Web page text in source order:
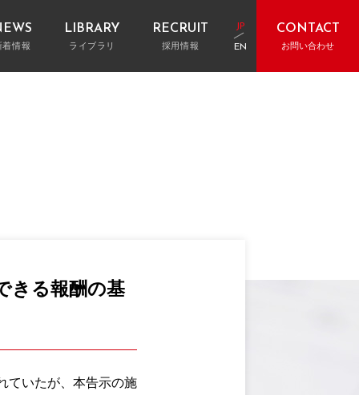
着情報
LIBRARY
ライブラリ
RECRUIT
採用情報
JP
EN
CONTACT
お問い合わせ
きる報酬の基
ていたが、本告示の施